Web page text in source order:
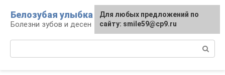
контенту
Белозубая улыбка
Болезни зубов и десен
Для любых предложений по
сайту: smile59@cp9.ru